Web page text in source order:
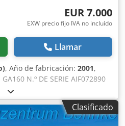
EUR 7.000
EXW precio fijo IVA no incluído
Llamar
, Año de fabricación: 2001,
GA160 N.º DE SERIE AIF072890
CAUDAL (m3/min) 21
TOTAL)
DE FRECUENCIA no
no
Clasificado